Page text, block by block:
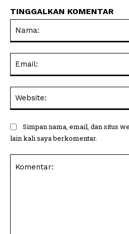
TINGGALKAN KOMENTAR
Simpan nama, email, dan situs
lain kali saya berkomentar.